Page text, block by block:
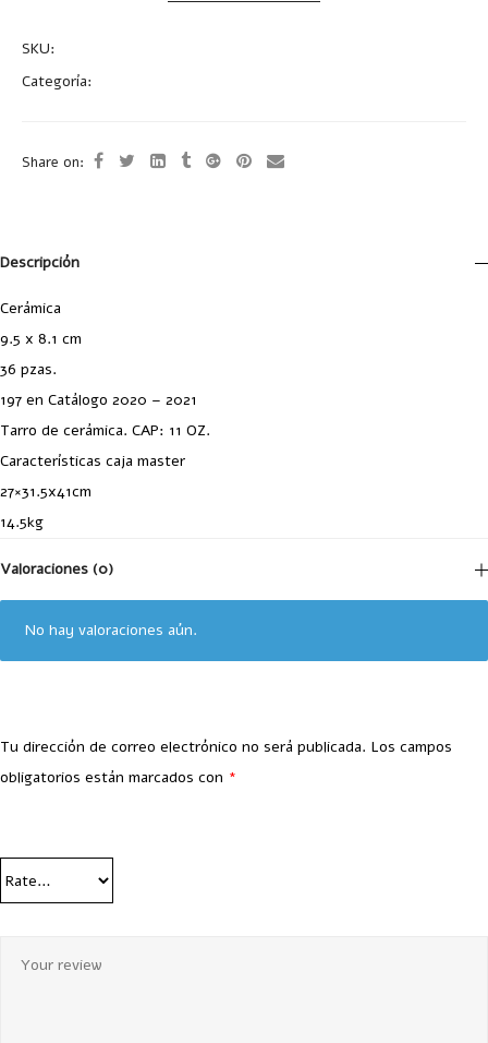
SKU:
Categoría:
Share on:
Descripción
Cerámica
9.5 x 8.1 cm
36 pzas.
197 en Catálogo 2020 – 2021
Tarro de cerámica. CAP: 11 OZ.
Características caja master
27×31.5x41cm
14.5kg
Valoraciones (0)
No hay valoraciones aún.
Tu dirección de correo electrónico no será publicada. Los campos
obligatorios están marcados con *